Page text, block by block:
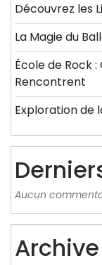
Découvrez les
La Magie du
École de Rock :
Rencontrent
Exploration de
Aucun
Archive